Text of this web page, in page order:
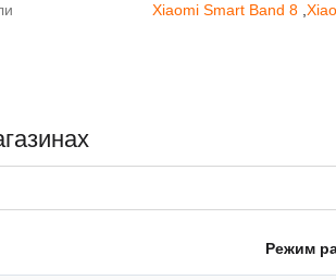
Xiaomi Smart Band 8 ,
Режим